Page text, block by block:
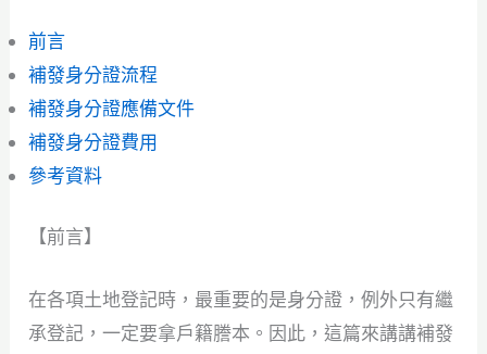
前言
補發身分證流程
補發身分證應備文件
補發身分證費用
參考資料
【前言】
在各項土地登記時，最重要的是身分證，例外只有繼
承登記，一定要拿戶籍謄本。因此，這篇來講講補發